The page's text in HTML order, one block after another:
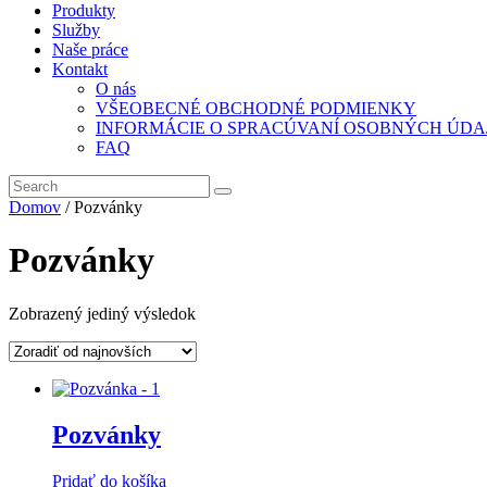
Produkty
Služby
Naše práce
Kontakt
O nás
VŠEOBECNÉ OBCHODNÉ PODMIENKY
INFORMÁCIE O SPRACÚVANÍ OSOBNÝCH
FAQ
Domov / Pozvánky
Pozvánky
Zobrazený jediný výsledok
Pozvánky
Pridať do košíka